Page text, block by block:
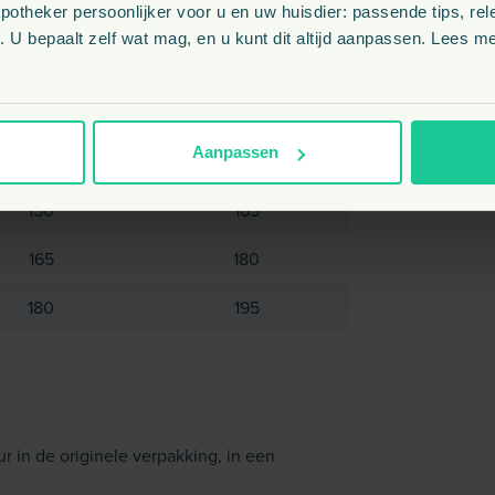
persoonlijker voor u en uw huisdier: passende tips,
U bepaalt zelf wat mag, en u kunt dit altijd aanpassen. Lees
Aanpassen
90 100
150
150 165
165 180
180 195
in de originele verpakking, in een